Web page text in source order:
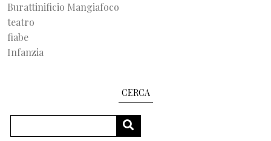
Burattinificio Mangiafoco
teatro
fiabe
Infanzia
CERCA
CERCA